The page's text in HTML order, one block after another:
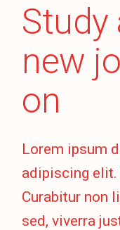
Study
new
on
Lorem ipsum
adipiscing elit.
Curabitur non
sed, viverra